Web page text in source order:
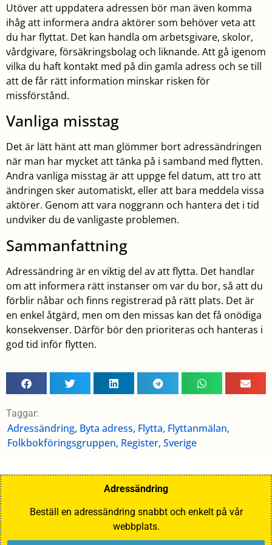
Utöver att uppdatera adressen bör man även komma
ihåg att informera andra aktörer som behöver veta att
du har flyttat. Det kan handla om arbetsgivare, skolor,
vårdgivare, försäkringsbolag och liknande. Att gå igenom
vilka du haft kontakt med på din gamla adress och se till
att de får rätt information minskar risken för
missförstånd.
Vanliga misstag
Det är lätt hänt att man glömmer bort adressändringen
när man har mycket att tänka på i samband med flytten.
Andra vanliga misstag är att uppge fel datum, att tro att
ändringen sker automatiskt, eller att bara meddela vissa
aktörer. Genom att vara noggrann och hantera det i tid
undviker du de vanligaste problemen.
Sammanfattning
Adressändring är en viktig del av att flytta. Det handlar
om att informera rätt instanser om var du bor, så att du
förblir nåbar och finns registrerad på rätt plats. Det är
en enkel åtgärd, men om den missas kan det få onödiga
konsekvenser. Därför bör den prioriteras och hanteras i
god tid inför flytten.
Taggar:
Adressändring, Byta adress, Flytta, Flyttanmälan,
Folkbokföringsgruppen, Register, Sverige
Adressändring
Beställ en adressändring snabbt och enkelt på vår
webbplats.